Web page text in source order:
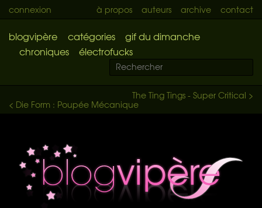
connexion à propos auteurs archive contact
blogvipère catégories
gif du dimanche
chroniques
électrofucks
The Ting Tings - Super Critical >
< Die Form : Poupée Mécanique